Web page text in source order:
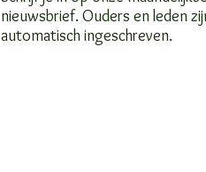
nieuwsbrief. Ouders en leden
automatisch ingeschreven.